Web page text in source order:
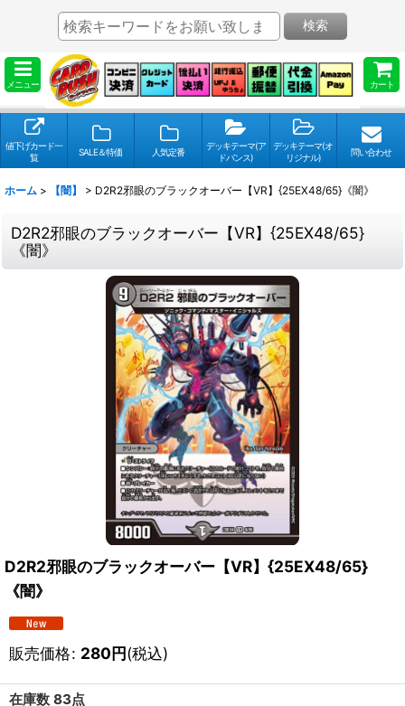
メニュー カート
検索
値下げカード一
覧
SALE＆特価 人気定番
デッキテーマ(ア
ドバンス)
デッキテーマ(オ
リジナル)
問い合わせ
ホーム > 【闇】 > D2R2邪眼のブラックオーバー【VR】{25EX48/65}《闇》
D2R2邪眼のブラックオーバー【VR】{25EX48/65}
《闇》
D2R2邪眼のブラックオーバー【VR】{25EX48/65}
《闇》
販売価格: 280円(税込)
在庫数 83点